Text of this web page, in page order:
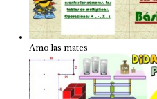
Amo las mates